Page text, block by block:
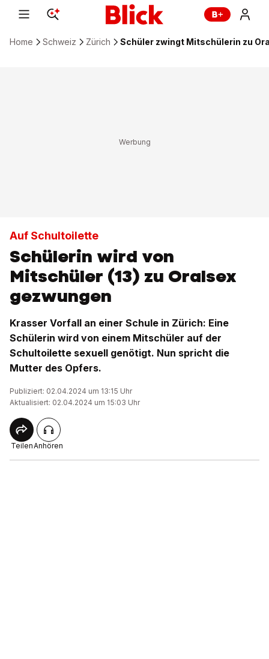
Home Schweiz Zürich Schüler zwingt Mitschülerin zu
Auf Schultoilette
Schülerin wird von
Mitschüler (13) zu Oralsex
gezwungen
Krasser Vorfall an einer Schule in Zürich: Eine
Schülerin wird von einem Mitschüler auf der
Schultoilette sexuell genötigt. Nun spricht die
Mutter des Opfers.
Publiziert: 02.04.2024 um 13:15 Uhr
Aktualisiert: 02.04.2024 um 15:03 Uhr
TeilenAnhören